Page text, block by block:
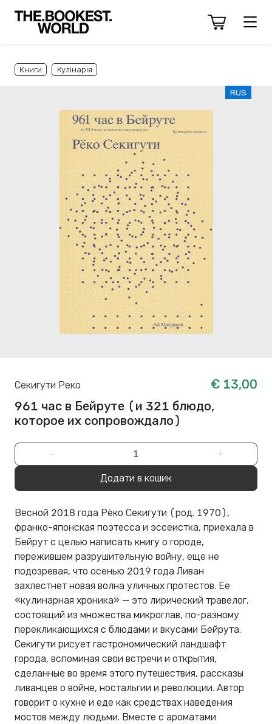
Книги Кулінарія
RUS
Секигути Реко
€ 13,00
961 час в Бейруте (и 321 блюдо,
которое их сопровождало)
− +
Додати в кошик
Весной 2018 года Рёко Секигути (род. 1970),
франко-японская поэтесса и эссеистка, приехала в
Бейрут с целью написать книгу о городе,
пережившем разрушительную войну, еще не
подозревая, что осенью 2019 года Ливан
захлестнет новая волна уличных протестов. Ее
«кулинарная хроника» — это лирический травелог,
состоящий из множества микроглав, по-разному
перекликающихся с блюдами и вкусами Бейрута.
Секигути рисует гастрономический ландшафт
города, вспоминая свои встречи и открытия,
сделанные во время этого путешествия, рассказы
ливанцев о войне, ностальгии и революции. Автор
говорит о кухне и еде как средствах наведения
мостов между людьми. Вместе с ароматами